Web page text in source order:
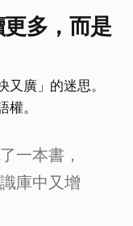
多，而是
廣」的迷思。
。
一本書，
庫中又增